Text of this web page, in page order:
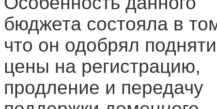
бюджета состояла в
что он одобрял
цены на регистрацию,
продление и передачу